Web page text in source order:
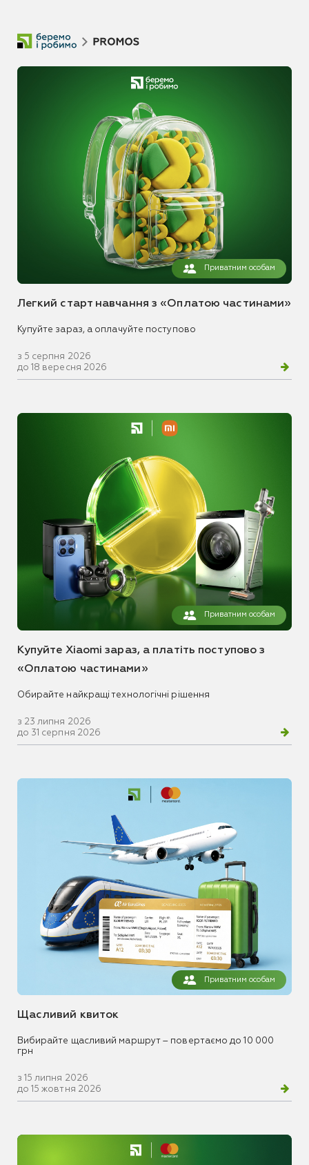
Приватним особам
Легкий старт навчання з «Оплатою частинами»
Купуйте зараз, а оплачуйте поступово
з 5 серпня 2026
до 18 вересня 2026
Приватним особам
Купуйте Xiaomi зараз, а платіть поступово з
«Оплатою частинами»
Обирайте найкращі технологічні рішення
з 23 липня 2026
до 31 серпня 2026
Приватним особам
Щасливий квиток
Вибирайте щасливий маршрут – повертаємо до 10 000
грн
з 15 липня 2026
до 15 жовтня 2026